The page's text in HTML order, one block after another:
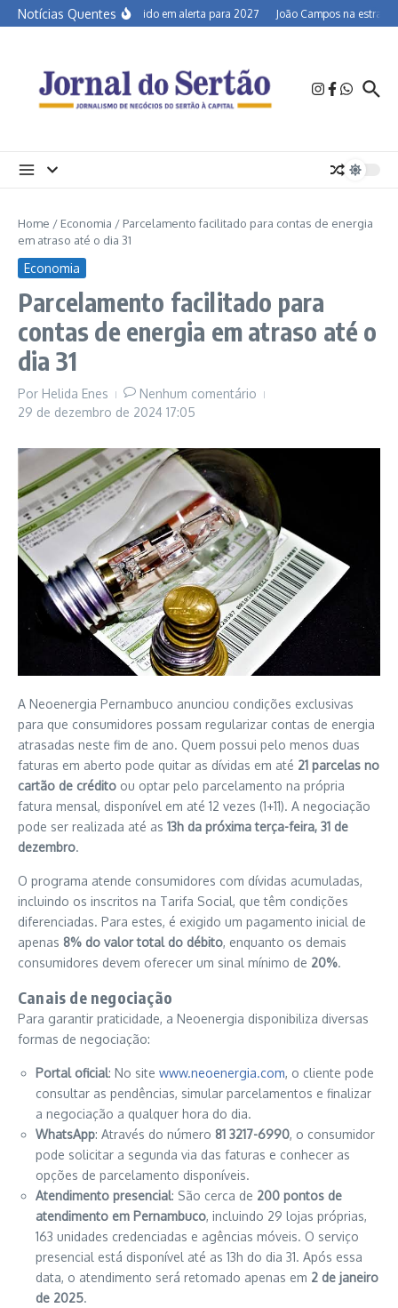
Ir para o conteúdo
Notícias QuentesSemiárido em alerta para 2027 João Campos na
Home / Economia / Parcelamento facilitado para contas de energia
em atraso até o dia 31
Economia
Parcelamento facilitado para
contas de energia em atraso até o
dia 31
Por Helida Enes
Nenhum comentário
29 de dezembro de 2024 17:05
A Neoenergia Pernambuco anunciou condições exclusivas
para que consumidores possam regularizar contas de energia
atrasadas neste fim de ano. Quem possui pelo menos duas
faturas em aberto pode quitar as dívidas em até 21 parcelas no
cartão de crédito ou optar pelo parcelamento na própria
fatura mensal, disponível em até 12 vezes (1+11). A negociação
pode ser realizada até as 13h da próxima terça-feira, 31 de
dezembro.
O programa atende consumidores com dívidas acumuladas,
incluindo os inscritos na Tarifa Social, que têm condições
diferenciadas. Para estes, é exigido um pagamento inicial de
apenas 8% do valor total do débito, enquanto os demais
consumidores devem oferecer um sinal mínimo de 20%.
Canais de negociação
Para garantir praticidade, a Neoenergia disponibiliza diversas
formas de negociação:
Portal oficial: No site www.neoenergia.com, o cliente pode
consultar as pendências, simular parcelamentos e finalizar
a negociação a qualquer hora do dia.
WhatsApp: Através do número 81 3217-6990, o consumidor
pode solicitar a segunda via das faturas e conhecer as
opções de parcelamento disponíveis.
Atendimento presencial: São cerca de 200 pontos de
atendimento em Pernambuco, incluindo 29 lojas próprias,
163 unidades credenciadas e agências móveis. O serviço
presencial está disponível até as 13h do dia 31. Após essa
data, o atendimento será retomado apenas em 2 de janeiro
de 2025.